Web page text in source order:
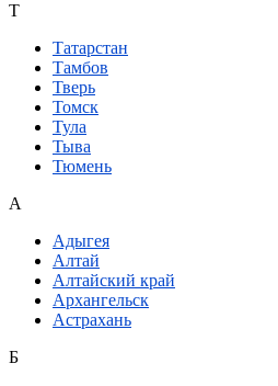
Т
Татарстан
Тамбов
Тверь
Томск
Тула
Тыва
Тюмень
А
Адыгея
Алтай
Алтайский край
Архангельск
Астрахань
Б